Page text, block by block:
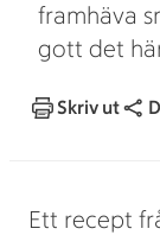
framhäva
gott det
Skriv ut
Ett recept